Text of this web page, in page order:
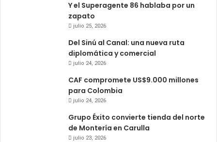
Y el Superagente 86 hablaba por un
zapato
julio 25, 2026
Del Sinú al Canal: una nueva ruta
diplomática y comercial
julio 24, 2026
CAF compromete US$9.000 millones
para Colombia
julio 24, 2026
Grupo Éxito convierte tienda del norte
de Montería en Carulla
julio 23, 2026